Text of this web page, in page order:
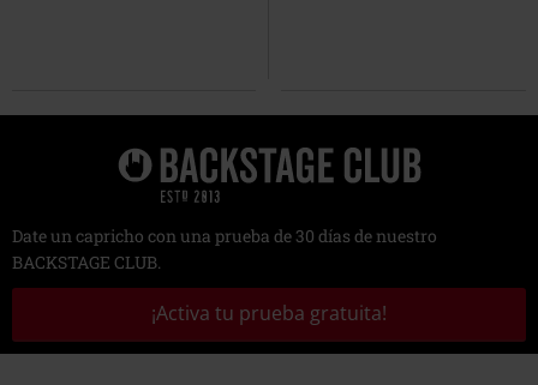
Date un capricho con una prueba de 30 días de nuestro
BACKSTAGE CLUB.
¡Activa tu prueba gratuita!